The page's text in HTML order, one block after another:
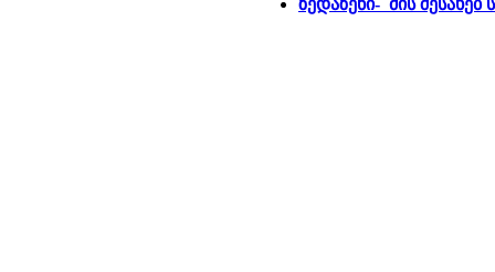
ზედაზენი- მის